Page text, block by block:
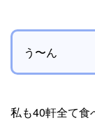
う〜ん
私も40軒全て食